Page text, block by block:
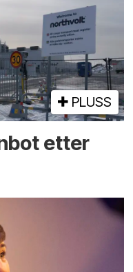
PLUSS
etter